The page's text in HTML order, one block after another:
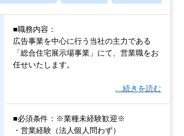
■職務内容：
広告事業を中心に行う当社の主力である
「総合住宅展示場事業」にて、営業職をお
任せいたします。
…続きを読む
■必須条件：※業種未経験歓迎※
・営業経験（法人個人問わず）